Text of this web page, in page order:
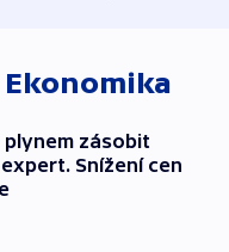
Ekonomika
plynem zásobit
Snížení cen